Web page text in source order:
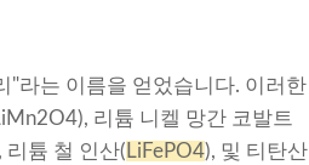
"라는 이름을 얻었습니다. 이러한
리튬 니켈 망간 코발트
튬 철 인산( LiFePO4), 및 티탄산